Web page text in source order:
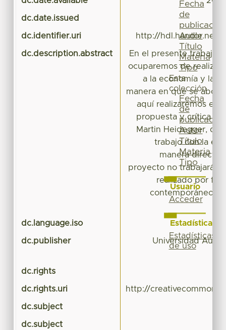
dc.date.issued
dc.identifier.uri http://hdl.handle.net/
dc.description.abstract
En el presente trabajo
ocuparemos de realizar
a la economía y la
manera en que se
aquí realizaremos
propuesta y crítica
Martin Heidegger,
trabajo con la
manera directa
proyecto no trabajará
realizado por
contemporáneos
dc.language.iso
dc.publisher Universidad
dc.rights
dc.rights.uri http://
dc.subject
dc.subject
Fecha
de
publicación
Autor
Título
Materia
Tipo
Esta
colección
Fecha
de
publicación
Autor
Título
Materia
Tipo
Usuario
Acceder
Estadísticas
Estadísticas
de uso